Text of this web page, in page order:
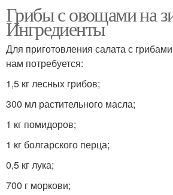
Грибы с овощами на
Ингредиенты
Для приготовления салата с
нам потребуется:
1,5 кг лесных грибов;
300 мл растительного масла;
1 кг помидоров;
1 кг болгарского перца;
0,5 кг лука;
700 г моркови;